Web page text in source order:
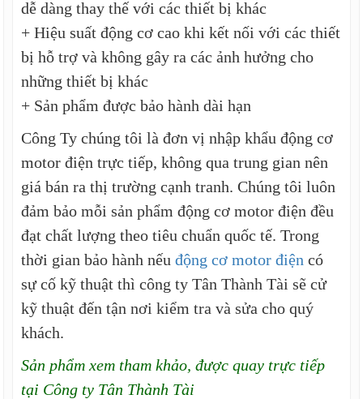
dễ dàng thay thế với các thiết bị khác
+ Hiệu suất động cơ cao khi kết nối với các thiết
bị hỗ trợ và không gây ra các ảnh hưởng cho
những thiết bị khác
+ Sản phẩm được bảo hành dài hạn
Công Ty chúng tôi là đơn vị nhập khẩu động cơ
motor điện trực tiếp, không qua trung gian nên
giá bán ra thị trường cạnh tranh. Chúng tôi luôn
đảm bảo mỗi sản phẩm động cơ motor điện đều
đạt chất lượng theo tiêu chuẩn quốc tế. Trong
thời gian bảo hành nếuđộng cơ motor điện có
sự cố kỹ thuật thì công ty Tân Thành Tài sẽ cử
kỹ thuật đến tận nơi kiểm tra và sửa cho quý
khách.
Sản phẩm xem tham khảo, được quay trực tiếp
tại Công ty Tân Thành Tài